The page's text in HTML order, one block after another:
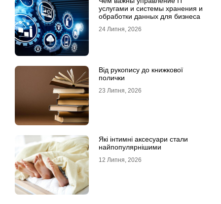
услугами и системы хранения и
обработки данных для бизнеса
24 Липня, 2026
Від рукопису до книжкової
полички
23 Липня, 2026
Які інтимні аксесуари стали
найпопулярнішими
12 Липня, 2026